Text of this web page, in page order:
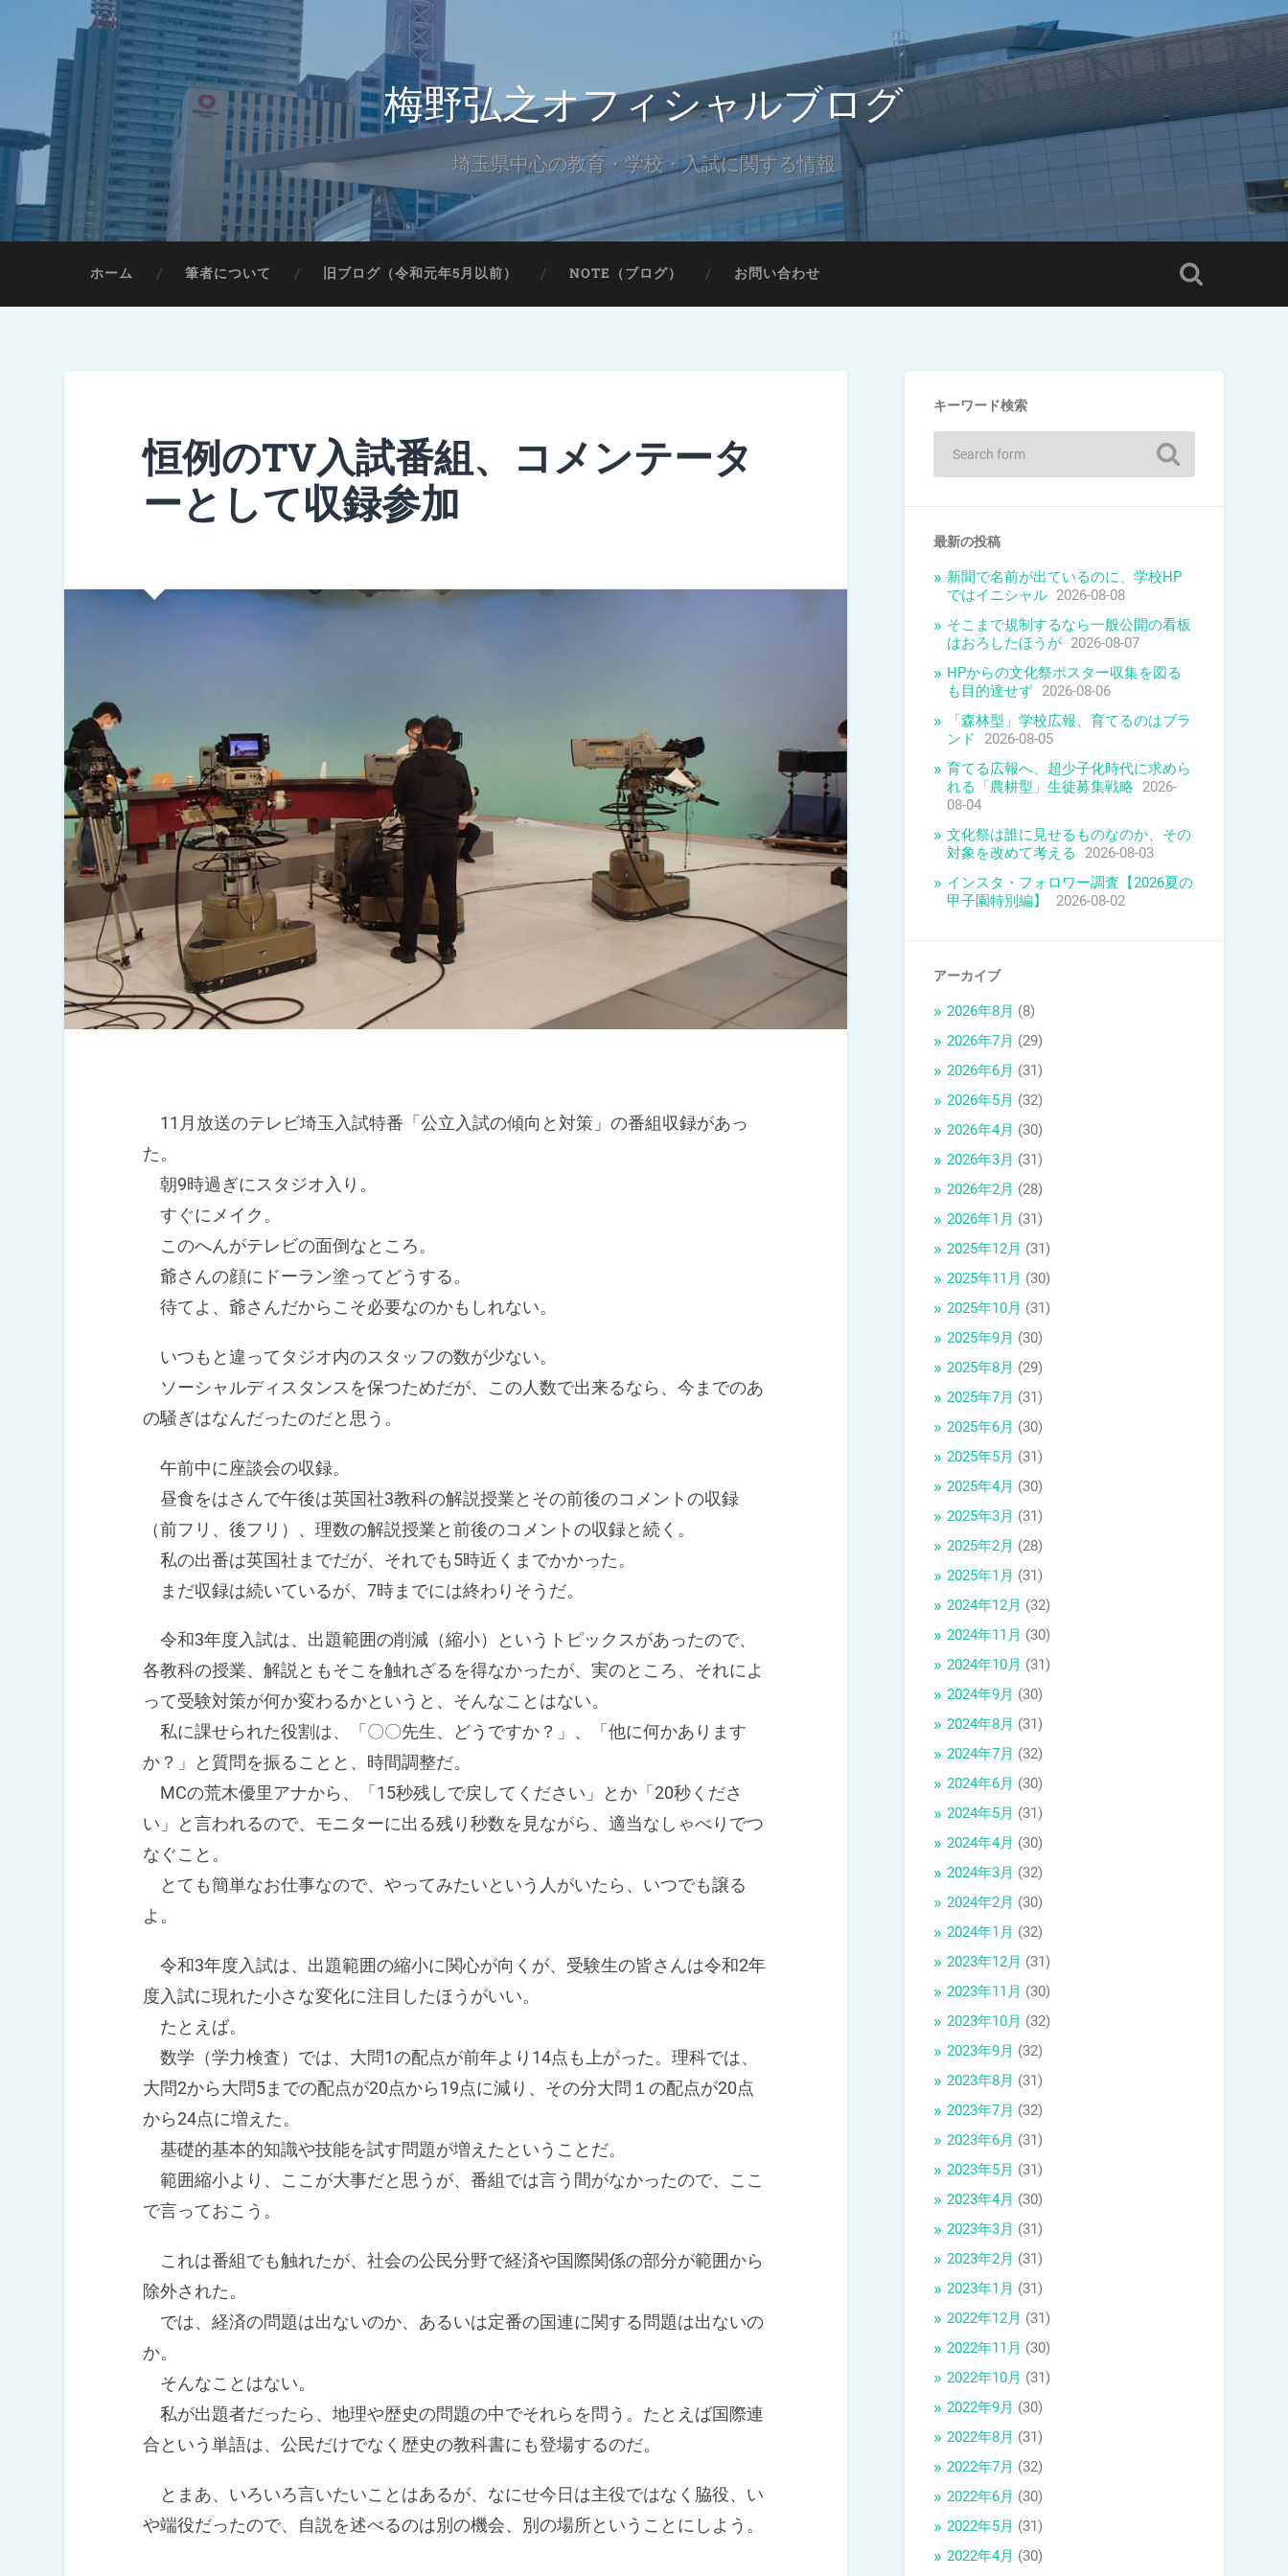
梅野弘之オフィシャルブログ
埼玉県中心の教育・学校・入試に関する情報
ホーム 筆者について 旧ブログ（令和元年5月以前） NOTE（ブログ） お問い合わせ
恒例のTV入試番組、コメンテータ
ーとして収録参加
11月放送のテレビ埼玉入試特番「公立入試の傾向と対策」の番組収録があっ
た。
朝9時過ぎにスタジオ入り。
すぐにメイク。
このへんがテレビの面倒なところ。
爺さんの顔にドーラン塗ってどうする。
待てよ、爺さんだからこそ必要なのかもしれない。
いつもと違ってタジオ内のスタッフの数が少ない。
ソーシャルディスタンスを保つためだが、この人数で出来るなら、今までのあ
の騒ぎはなんだったのだと思う。
午前中に座談会の収録。
昼食をはさんで午後は英国社3教科の解説授業とその前後のコメントの収録
（前フリ、後フリ）、理数の解説授業と前後のコメントの収録と続く。
私の出番は英国社までだが、それでも5時近くまでかかった。
まだ収録は続いているが、7時までには終わりそうだ。
令和3年度入試は、出題範囲の削減（縮小）というトピックスがあったので、
各教科の授業、解説ともそこを触れざるを得なかったが、実のところ、それによ
って受験対策が何か変わるかというと、そんなことはない。
私に課せられた役割は、「〇〇先生、どうですか？」、「他に何かあります
か？」と質問を振ることと、時間調整だ。
MCの荒木優里アナから、「15秒残しで戻してください」とか「20秒くださ
い」と言われるので、モニターに出る残り秒数を見ながら、適当なしゃべりでつ
なぐこと。
とても簡単なお仕事なので、やってみたいという人がいたら、いつでも譲る
よ。
令和3年度入試は、出題範囲の縮小に関心が向くが、受験生の皆さんは令和2年
度入試に現れた小さな変化に注目したほうがいい。
たとえば。
数学（学力検査）では、大問1の配点が前年より14点も上がった。理科では、
大問2から大問5までの配点が20点から19点に減り、その分大問１の配点が20点
から24点に増えた。
基礎的基本的知識や技能を試す問題が増えたということだ。
範囲縮小より、ここが大事だと思うが、番組では言う間がなかったので、ここ
で言っておこう。
これは番組でも触れたが、社会の公民分野で経済や国際関係の部分が範囲から
除外された。
では、経済の問題は出ないのか、あるいは定番の国連に関する問題は出ないの
か。
そんなことはない。
私が出題者だったら、地理や歴史の問題の中でそれらを問う。たとえば国際連
合という単語は、公民だけでなく歴史の教科書にも登場するのだ。
とまあ、いろいろ言いたいことはあるが、なにせ今日は主役ではなく脇役、い
や端役だったので、自説を述べるのは別の機会、別の場所ということにしよう。
キーワード検索
最新の投稿
新聞で名前が出ているのに、学校HP
ではイニシャル 2026-08-08
そこまで規制するなら一般公開の看板
はおろしたほうが 2026-08-07
HPからの文化祭ポスター収集を図る
も目的達せず 2026-08-06
「森林型」学校広報、育てるのはブラ
ンド
2026-08-05
育てる広報へ、超少子化時代に求めら
れる「農耕型」生徒募集戦略 2026-
08-04
文化祭は誰に見せるものなのか、その
対象を改めて考える
2026-08-03
インスタ・フォロワー調査【2026夏の
甲子園特別編】
2026-08-02
アーカイブ
2026年8月 (8)
2026年7月 (29)
2026年6月 (31)
2026年5月 (32)
2026年4月 (30)
2026年3月 (31)
2026年2月 (28)
2026年1月 (31)
2025年12月 (31)
2025年11月 (30)
2025年10月 (31)
2025年9月 (30)
2025年8月 (29)
2025年7月 (31)
2025年6月 (30)
2025年5月 (31)
2025年4月 (30)
2025年3月 (31)
2025年2月 (28)
2025年1月 (31)
2024年12月 (32)
2024年11月 (30)
2024年10月 (31)
2024年9月 (30)
2024年8月 (31)
2024年7月 (32)
2024年6月 (30)
2024年5月 (31)
2024年4月 (30)
2024年3月 (32)
2024年2月 (30)
2024年1月 (32)
2023年12月 (31)
2023年11月 (30)
2023年10月 (32)
2023年9月 (32)
2023年8月 (31)
2023年7月 (32)
2023年6月 (31)
2023年5月 (31)
2023年4月 (30)
2023年3月 (31)
2023年2月 (31)
2023年1月 (31)
2022年12月 (31)
2022年11月 (30)
2022年10月 (31)
2022年9月 (30)
2022年8月 (31)
2022年7月 (32)
2022年6月 (30)
2022年5月 (31)
2022年4月 (30)